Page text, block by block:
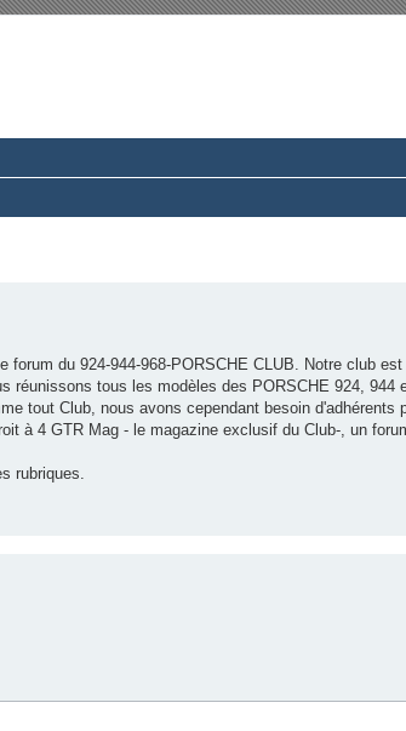
du 924-944-968-PORSCHE CLUB. Notre club est
réunissons tous les modèles des PORSCHE 924, 944
tout Club, nous avons cependant besoin d'adhérents
à 4 GTR Mag - le magazine exclusif du Club-, un
rubriques.